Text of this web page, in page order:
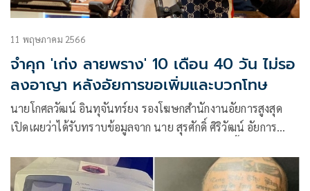
11 พฤษภาคม 2566
จำคุก 'เก่ง ลายพราง' 10 เดือน 40 วัน ไม่รอ
ลงอาญา หลังอัยการขอเพิ่มและบวกโทษ
นายโกศลวัฒน์ อินทุจันทร์ยง รองโฆษกสำนักงานอัยการสูงสุด
เปิดเผยว่าได้รับทราบข้อมูลจาก นาย สุรศักดิ์ ศิริวัฒน์ อัยการ
อัยการ สํานักงานคดีศาลแขวง 9 ได้นำตัว นายจิรายุ หรือปัญญา
ยิ้มอำไพ